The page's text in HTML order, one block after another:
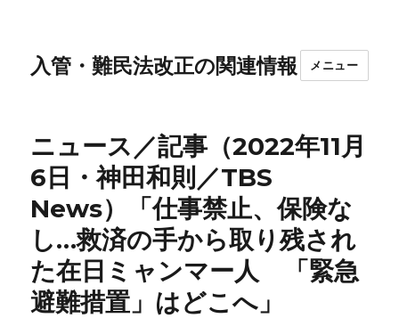
入管・難民法改正の関連情報 メニュー
ニュース／記事（2022年11月
6日・神田和則／TBS
News）「仕事禁止、保険な
し…救済の手から取り残され
た在日ミャンマー人 「緊急
避難措置」はどこへ」